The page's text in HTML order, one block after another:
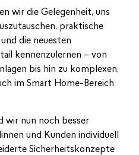
wir die Gelegenheit, uns
praktische
die neuesten
kennenzulernen – von
bis hin zu komplexen,
im Smart Home-Bereich
wir nun noch besser
und Kunden individuell
Sicherheitskonzepte